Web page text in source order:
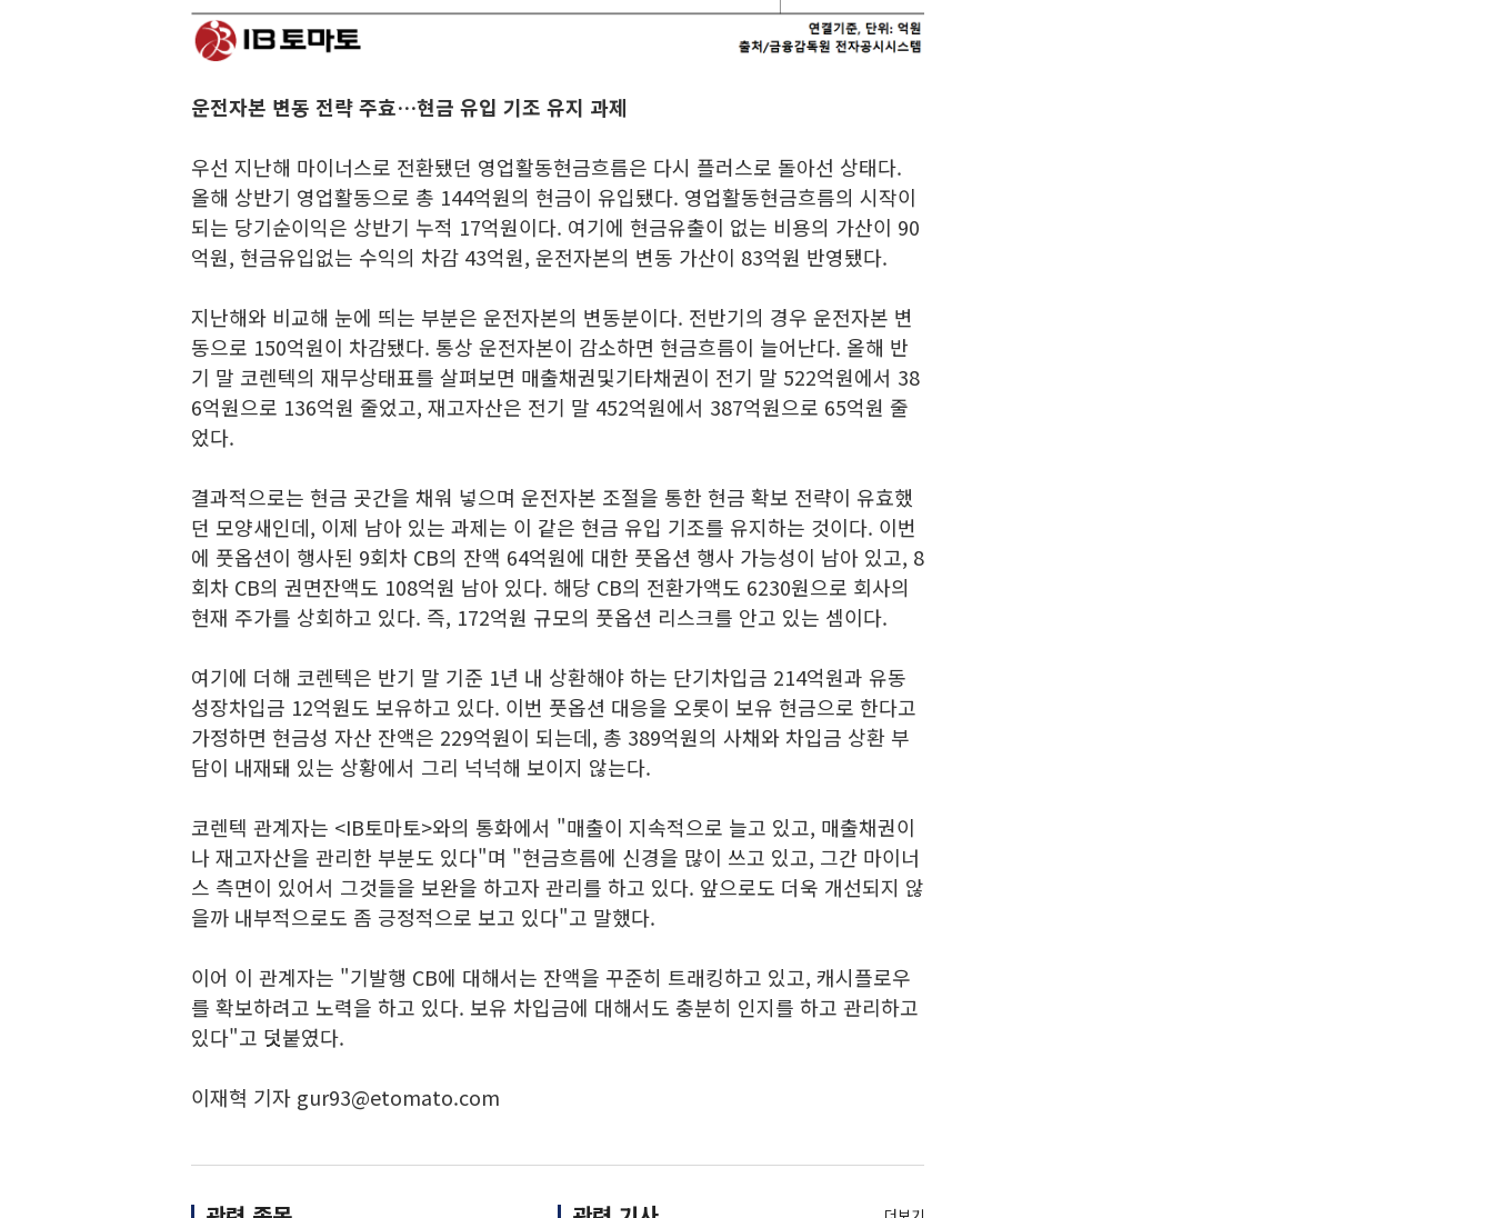
운전자본 변동 전략 주효…현금 유입 기조 유지 과제
우선 지난해 마이너스로 전환됐던 영업활동현금흐름은 다시 플러스로 돌아선 상태다.
올해 상반기 영업활동으로 총 144억원의 현금이 유입됐다. 영업활동현금흐름의 시작이
되는 당기순이익은 상반기 누적 17억원이다. 여기에 현금유출이 없는 비용의 가산이 90
억원, 현금유입없는 수익의 차감 43억원, 운전자본의 변동 가산이 83억원 반영됐다.
지난해와 비교해 눈에 띄는 부분은 운전자본의 변동분이다. 전반기의 경우 운전자본 변
동으로 150억원이 차감됐다. 통상 운전자본이 감소하면 현금흐름이 늘어난다. 올해 반
기 말 코렌텍의 재무상태표를 살펴보면 매출채권및기타채권이 전기 말 522억원에서 38
6억원으로 136억원 줄었고, 재고자산은 전기 말 452억원에서 387억원으로 65억원 줄
었다.
결과적으로는 현금 곳간을 채워 넣으며 운전자본 조절을 통한 현금 확보 전략이 유효했
던 모양새인데, 이제 남아 있는 과제는 이 같은 현금 유입 기조를 유지하는 것이다. 이번
에 풋옵션이 행사된 9회차 CB의 잔액 64억원에 대한 풋옵션 행사 가능성이 남아 있고, 8
회차 CB의 권면잔액도 108억원 남아 있다. 해당 CB의 전환가액도 6230원으로 회사의
현재 주가를 상회하고 있다. 즉, 172억원 규모의 풋옵션 리스크를 안고 있는 셈이다.
여기에 더해 코렌텍은 반기 말 기준 1년 내 상환해야 하는 단기차입금 214억원과 유동
성장차입금 12억원도 보유하고 있다. 이번 풋옵션 대응을 오롯이 보유 현금으로 한다고
가정하면 현금성 자산 잔액은 229억원이 되는데, 총 389억원의 사채와 차입금 상환 부
담이 내재돼 있는 상황에서 그리 넉넉해 보이지 않는다.
코렌텍 관계자는 <IB토마토>와의 통화에서 "매출이 지속적으로 늘고 있고, 매출채권이
나 재고자산을 관리한 부분도 있다"며 "현금흐름에 신경을 많이 쓰고 있고, 그간 마이너
스 측면이 있어서 그것들을 보완을 하고자 관리를 하고 있다. 앞으로도 더욱 개선되지 않
을까 내부적으로도 좀 긍정적으로 보고 있다"고 말했다.
이어 이 관계자는 "기발행 CB에 대해서는 잔액을 꾸준히 트래킹하고 있고, 캐시플로우
를 확보하려고 노력을 하고 있다. 보유 차입금에 대해서도 충분히 인지를 하고 관리하고
있다"고 덧붙였다.
이재혁 기자 gur93@etomato.com